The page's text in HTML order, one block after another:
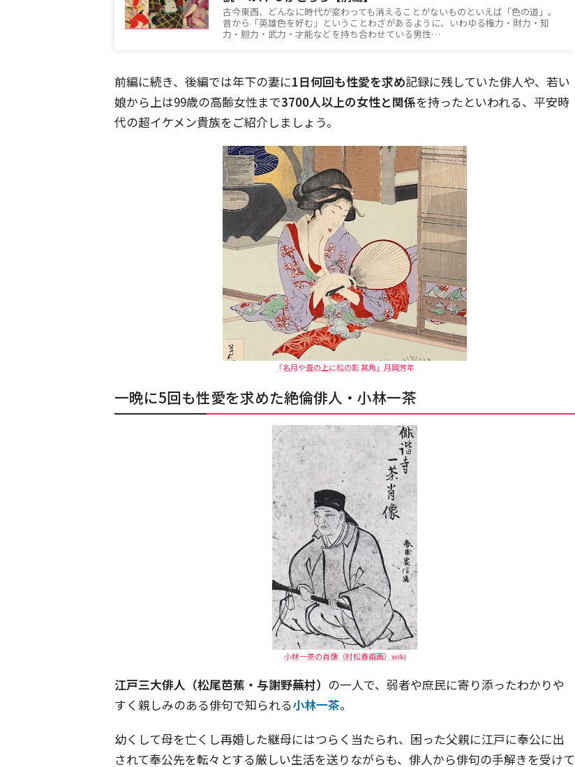
古今東西、どんなに時代が変わっても消えることがないものといえば「色の道」。
昔から「英雄色を好む」ということわざがあるように、いわゆる権力・財力・知
力・胆力・武力・才能などを持ち合わせている男性…
前編に続き、後編では年下の妻に1日何回も性愛を求め記録に残していた俳人や、若い
娘から上は99歳の高齢女性まで3700人以上の女性と関係を持ったといわれる、平安時
代の超イケメン貴族をご紹介しましょう。
「名月や畳の上に松の影 其角」月岡芳年
一晩に5回も性愛を求めた絶倫俳人・小林一茶
小林一茶の肖像（村松春甫画）wiki
江戸三大俳人（松尾芭蕉・与謝野蕪村） の一人で、弱者や庶民に寄り添ったわかりや
すく親しみのある俳句で知られる小林一茶。
幼くして母を亡くし再婚した継母にはつらく当たられ、困った父親に江戸に奉公に出
されて奉公先を転々とする厳しい生活を送りながらも、俳人から俳句の手解きを受けて